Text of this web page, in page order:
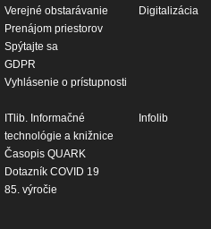
Verejné obstarávanie
Prenájom priestorov
Spýtajte sa
GDPR
Vyhlásenie o prístupnosti
Digitalizácia
ITlib. Informačné
technológie a knižnice
Časopis QUARK
Dotazník COVID 19
85. výročie
Infolib